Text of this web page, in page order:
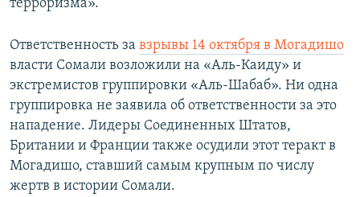
терроризма».
Ответственность за взрывы 14 октября в Могадишо
власти Сомали возложили на «Аль-Каиду» и
экстремистов группировки «Аль-Шабаб». Ни одна
группировка не заявила об ответственности за это
нападение. Лидеры Соединенных Штатов,
Британии и Франции также осудили этот теракт в
Могадишо, ставший самым крупным по числу
жертв в истории Сомали.